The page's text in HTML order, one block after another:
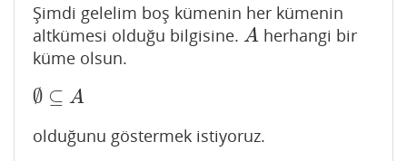
Şimdi gelelim boş kümenin her kümenin
altkümesi olduğu bilgisine. A
A herhangi bir
küme olsun.
∅ ⊆ A
∅⊆ A
olduğunu göstermek istiyoruz.